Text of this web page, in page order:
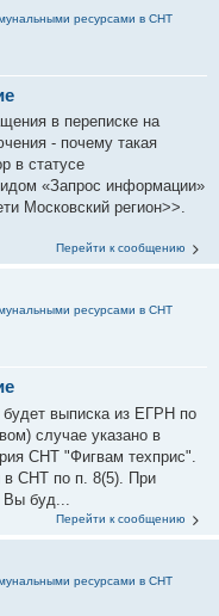
ресурсами в СНТ
в переписке на
- почему такая
в статусе
«Запрос информации»
Московский регион>>.
Перейти к сообщению
ресурсами в СНТ
выписка из ЕГРН по
случае указано в
СНТ "Фигвам техприс".
в СНТ по п. 8(5). При
буд...
Перейти к сообщению
ресурсами в СНТ